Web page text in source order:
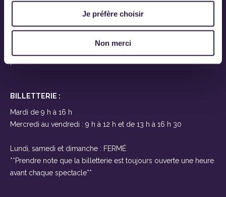
Je préfère choisir
Non merci
(Québec) G6E 1E6
Près de Lévis et Québec
À seulement 25 minutes des ponts
F
BILLETTERIE :
Mardi de 9 h à 16 h
Mercredi au vendredi : 9 h à 12 h et de 13 h à 16 h 30
Lundi, samedi et dimanche : FERMÉ
**Prendre note que la billetterie est toujours ouverte une heure
avant chaque spectacle**